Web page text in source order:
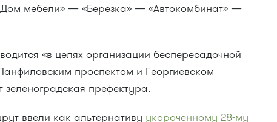
мебели» — «Березка» — «Автокомбинат» —
«в целях организации беспересадочной
проспектом и Георгиевском
префектура.
ввели как альтернативу укороченному 28-му